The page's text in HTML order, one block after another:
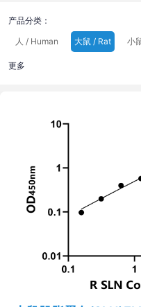
产品分类：
人 / Human
大鼠 / Rat 小
更多